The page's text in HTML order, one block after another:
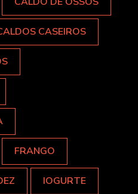
CASEIROS
FRANGO
IOGURTE